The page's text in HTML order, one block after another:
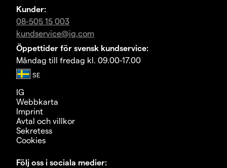
Kunder:
08-505 15 003
kundservice@ig.com
Öppettider för svensk kundservice:
Måndag till fredag kl. 09.00-17.00
IG
Webbkarta
Imprint
Avtal och villkor
Sekretess
Cookies
Följ oss i sociala medier: